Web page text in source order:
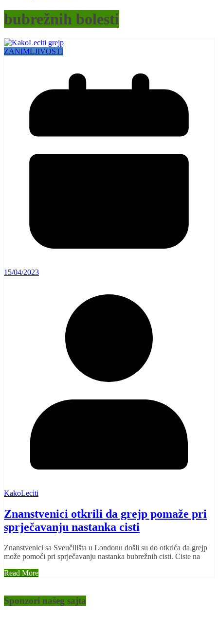
bubrežnih bolesti
ZANIMLJIVOSTI
15/04/2023
KakoLeciti
Znanstvenici otkrili da grejp pomaže pri
sprječavanju nastanka cisti
Znanstvenici sa Sveučilišta u Londonu došli su do otkrića da grejp
može pomoći pri sprječavanju nastanka bubrežnih cisti. Ciste na
Read More
Sponzori našeg sajta